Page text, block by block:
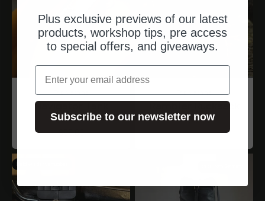
Trip Machine
Navigator Tank
Tasche
Angebot
$55.00
Trip Machine
Rambler Rucksack
Angebot
$233.00
Bald wieder verfügbar
Plus exclusive previews of our latest
products, workshop tips, pre access
to special offers, and giveaways.
Email
Subscribe to our newsletter now